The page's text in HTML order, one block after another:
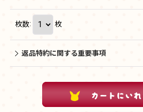
枚数: 枚
返品特約に関する重要事項